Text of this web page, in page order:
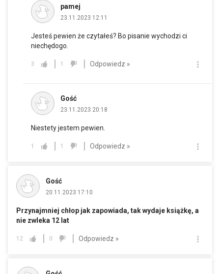
pamej
23.11.2023 12:11
Jesteś pewien że czytałeś? Bo pisanie wychodzi ci
niechędogo.
3 1 Odpowiedz »
Gość
23.11.2023 20:18
Niestety jestem pewien.
1 1 Odpowiedz »
Gość
20.11.2023 17:10
Przynajmniej chłop jak zapowiada, tak wydaje książkę, a
nie zwleka 12 lat
12 0 Odpowiedz »